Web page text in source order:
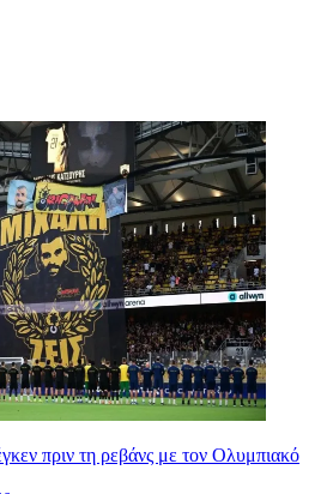
πριν τη ρεβάνς με τον Ολυμπιακό